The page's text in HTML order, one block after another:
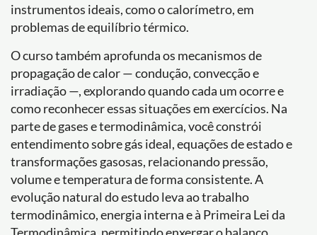
instrumentos ideais, como o calorímetro, em
problemas de equilíbrio térmico.
O curso também aprofunda os mecanismos de
propagação de calor — condução, convecção e
irradiação —, explorando quando cada um ocorre e
como reconhecer essas situações em exercícios. Na
parte de gases e termodinâmica, você constrói
entendimento sobre gás ideal, equações de estado e
transformações gasosas, relacionando pressão,
volume e temperatura de forma consistente. A
evolução natural do estudo leva ao trabalho
termodinâmico, energia interna e à Primeira Lei da